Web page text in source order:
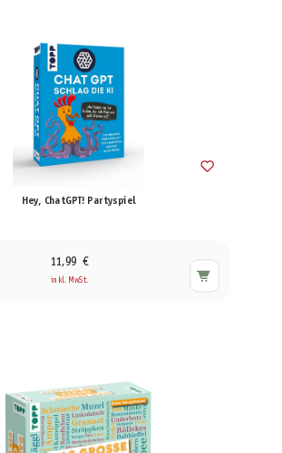
Hey, ChatGPT! Partyspiel
11,99 €
inkl. MwSt.